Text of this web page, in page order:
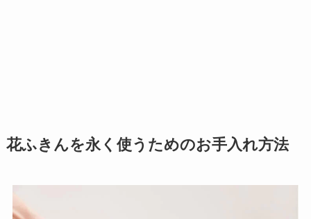
花ふきんを永く使うためのお手入れ方法